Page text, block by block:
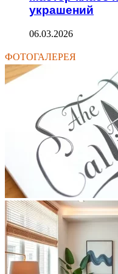
украшений
06.03.2026
ФОТОГАЛЕРЕЯ